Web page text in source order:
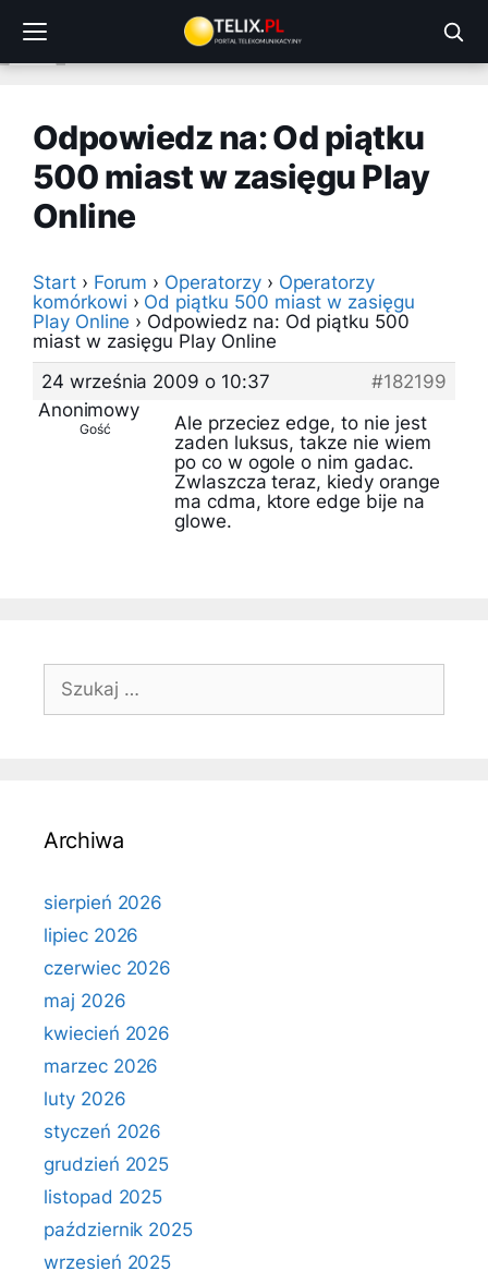
treści
Odpowiedz na: Od piątku
500 miast w zasięgu Play
Online
Start › Forum › Operatorzy › Operatorzy
komórkowi › Od piątku 500 miast w zasięgu
Play Online › Odpowiedz na: Od piątku 500
miast w zasięgu Play Online
24 września 2009 o 10:37
#182199
Anonimowy
Gość
Ale przeciez edge, to nie jest
zaden luksus, takze nie wiem
po co w ogole o nim gadac.
Zwlaszcza teraz, kiedy orange
ma cdma, ktore edge bije na
glowe.
Szukaj:
Archiwa
sierpień 2026
lipiec 2026
czerwiec 2026
maj 2026
kwiecień 2026
marzec 2026
luty 2026
styczeń 2026
grudzień 2025
listopad 2025
październik 2025
wrzesień 2025